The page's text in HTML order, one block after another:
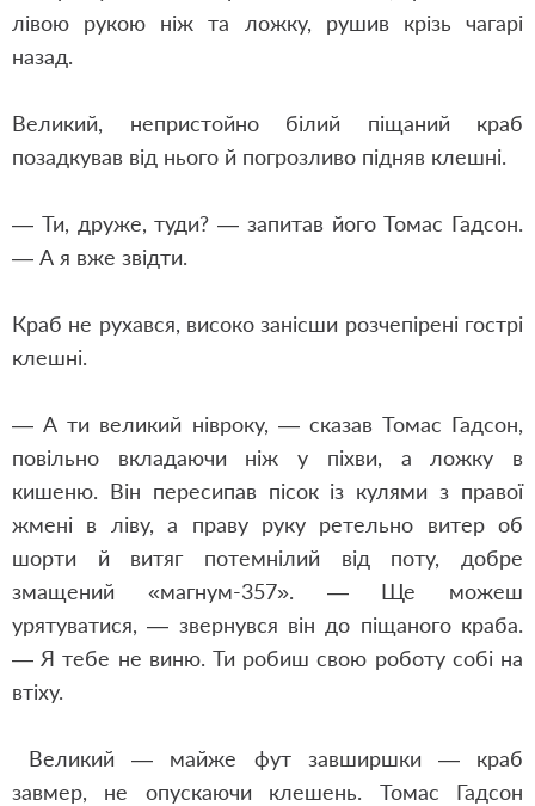
лівою рукою ніж та ложку, рушив крізь чагарі
назад.
Великий, непристойно білий піщаний краб
позадкував від нього й погрозливо підняв клешні.
— Ти, друже, туди? — запитав його Томас Гадсон.
— А я вже звідти.
Краб не рухався, високо занісши розчепірені гострі
клешні.
— А ти великий нівроку, — сказав Томас Гадсон,
повільно вкладаючи ніж у піхви, а ложку в
кишеню. Він пересипав пісок із кулями з правої
жмені в ліву, а праву руку ретельно витер об
шорти й витяг потемнілий від поту, добре
змащений «магнум-357». — Ще можеш
урятуватися, — звернувся він до піщаного краба.
— Я тебе не виню. Ти робиш свою роботу собі на
втіху.
Великий — майже фут завширшки — краб
завмер, не опускаючи клешень. Томас Гадсон